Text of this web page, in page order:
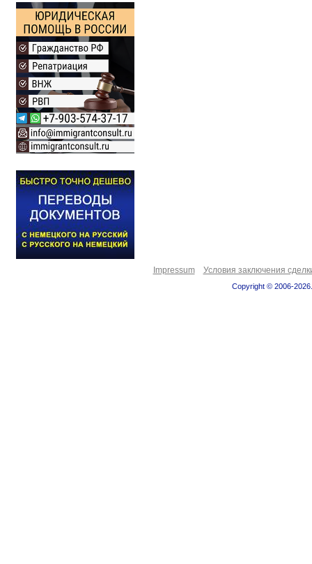
Impressum Условия заключения
Copyright © 2006-